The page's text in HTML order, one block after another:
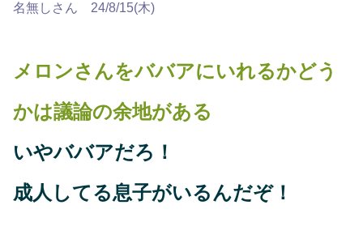
名無しさん 24/8/15(木)
メロンさんをババアにいれるかどう
かは議論の余地がある
いやババアだろ！
成人してる息子がいるんだぞ！